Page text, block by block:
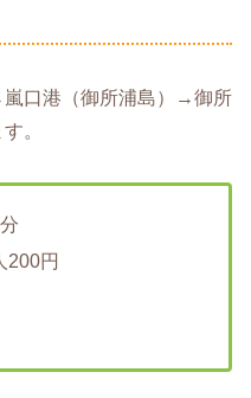
口港（御所浦島）→御所
。
200円